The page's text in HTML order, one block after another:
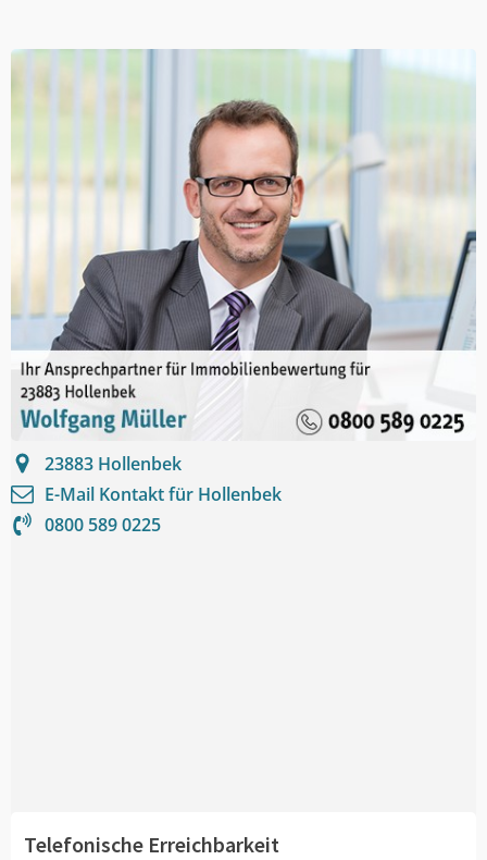
23883 Hollenbek
E-Mail Kontakt für Hollenbek
0800 589 0225
Telefonische Erreichbarkeit